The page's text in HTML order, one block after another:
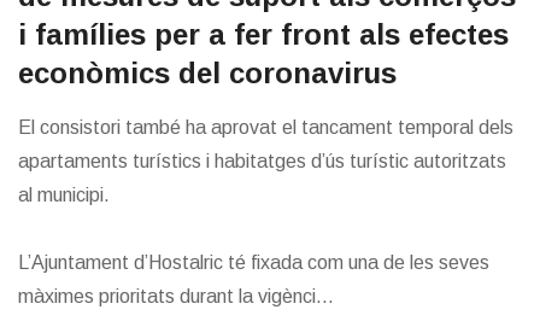
i famílies per a fer front als efectes
econòmics del coronavirus
El consistori també ha aprovat el tancament temporal dels
apartaments turístics i habitatges d’ús turístic autoritzats
al municipi.
L’Ajuntament d’Hostalric té fixada com una de les seves
màximes prioritats durant la vigènci...